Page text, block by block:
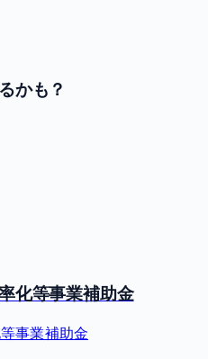
かも？
化等事業補助金
事業補助金